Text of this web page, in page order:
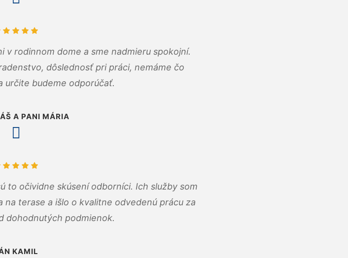
v rodinnom dome a sme nadmieru spokojní.
dôslednosť pri práci, nemáme čo
určite budeme odporúčať.
A PANI MÁRIA
to očividne skúsení odborníci. Ich služby som
terase a išlo o kvalitne odvedenú prácu za
dohodnutých podmienok.
KAMIL